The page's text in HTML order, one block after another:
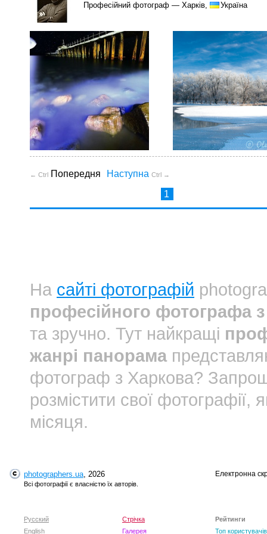
Професійний фотограф — Харків, Україна
← Ctrl Попередня Наступна Ctrl →
1
На сайті фотографій
професійного фотографа
та зручно. Тут найкращі
жанрі панорама
фотограф з Харкова?
розмістити свої
місяця.
photographers.ua, 2026
Всі фотографії є власністю їх авторів.
Електронна
Русский
English
Стрічка
Галерея
Рейтинги
Топ користувачів